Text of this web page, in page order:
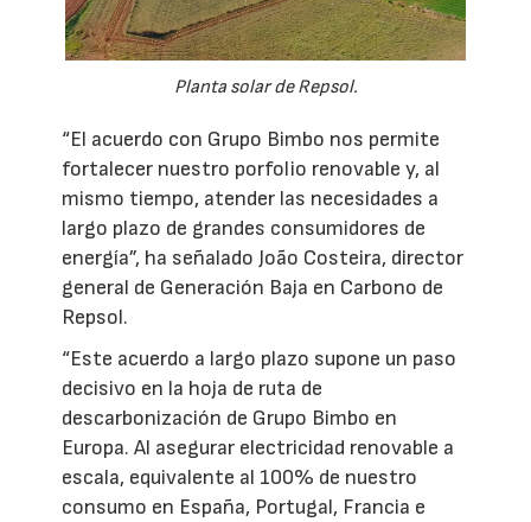
Planta solar de Repsol.
“El acuerdo con Grupo Bimbo nos permite
fortalecer nuestro porfolio renovable y, al
mismo tiempo, atender las necesidades a
largo plazo de grandes consumidores de
energía”, ha señalado João Costeira, director
general de Generación Baja en Carbono de
Repsol.
“Este acuerdo a largo plazo supone un paso
decisivo en la hoja de ruta de
descarbonización de Grupo Bimbo en
Europa. Al asegurar electricidad renovable a
escala, equivalente al 100% de nuestro
consumo en España, Portugal, Francia e